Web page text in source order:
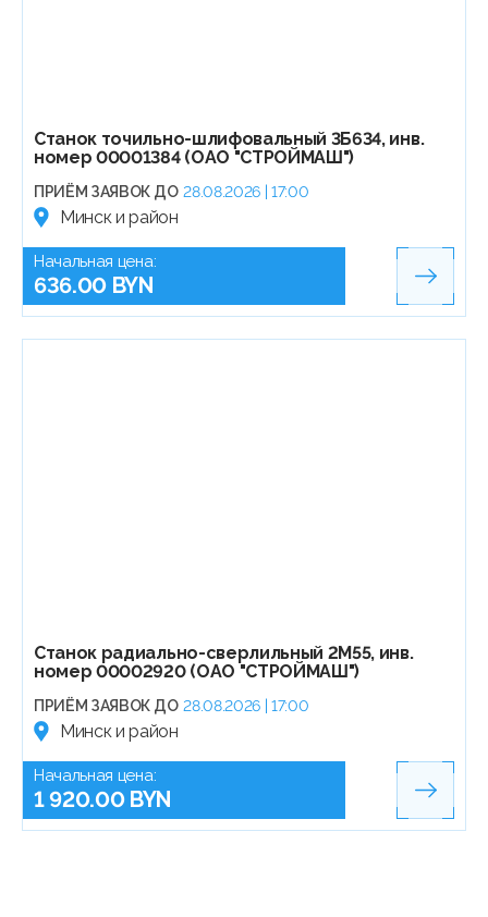
Станок точильно-шлифовальный 3Б634, инв.
номер 00001384 (ОАО "СТРОЙМАШ")
ПРИЁМ ЗАЯВОК ДО 28.08.2026 | 17:00
Минск и район
Начальная цена:
636.00 BYN
Станок радиально-сверлильный 2М55, инв.
номер 00002920 (ОАО "СТРОЙМАШ")
ПРИЁМ ЗАЯВОК ДО 28.08.2026 | 17:00
Минск и район
Начальная цена:
1 920.00 BYN